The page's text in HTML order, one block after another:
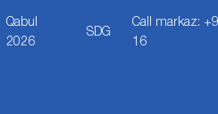
Qabul
2026
SDG
Call markaz:
16